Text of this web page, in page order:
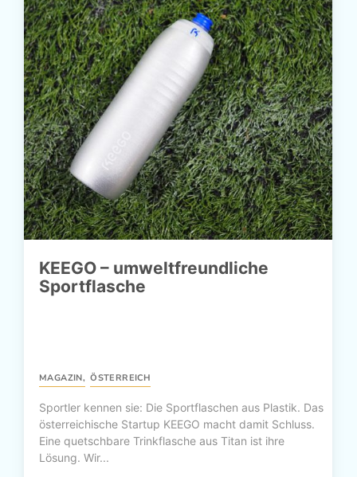
KEEGO – umweltfreundliche
Sportflasche
MAGAZIN, ÖSTERREICH
Sportler kennen sie: Die Sportflaschen aus Plastik. Das
österreichische Startup KEEGO macht damit Schluss.
Eine quetschbare Trinkflasche aus Titan ist ihre
Lösung. Wir...